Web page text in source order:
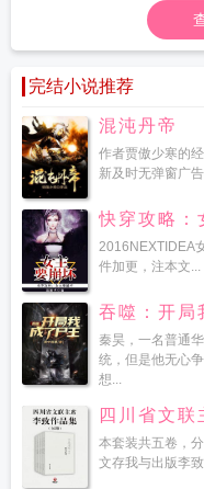
完结小说推荐
混沌丹帝
作者贾傲少寒的
新及时无弹窗广
快穿攻略：
2016NEXTIDEA
件加更，注本文...
吞噬：开局
秦昊，一名普通
统，但是他无心
想...
四川省文联
本套装共五卷，
文存我与出版李